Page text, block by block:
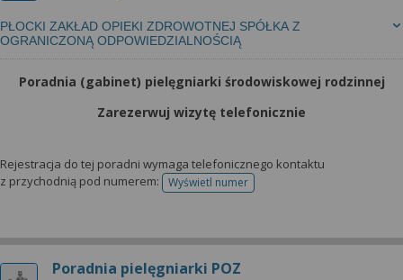
PŁOCKI ZAKŁAD OPIEKI ZDROWOTNEJ SPÓŁKA Z
OGRANICZONĄ ODPOWIEDZIALNOŚCIĄ
Poradnia (gabinet) pielęgniarki środowiskowej rodzinnej
Zarezerwuj wizytę telefonicznie
Rejestracja do tej poradni wymaga telefonicznego kontaktu
z przychodnią pod numerem:
Wyświetl numertelefonu do rejestracji
Poradnia pielęgniarki POZ